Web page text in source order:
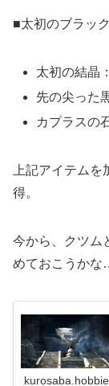
■太初のブラッ
太初の結晶
先の尖った
カプラスの
上記アイテム
得。
今から、クツム
めておこうかな